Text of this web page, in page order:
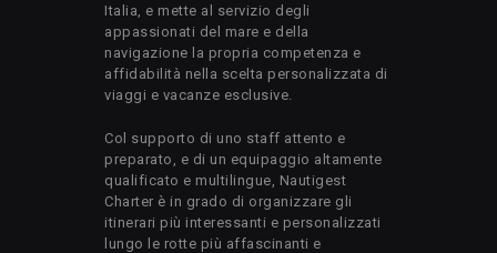
Italia, e mette al servizio degli
appassionati del mare e della
navigazione la propria competenza e
affidabilità nella scelta personalizzata di
viaggi e vacanze esclusive.
Col supporto di uno staff attento e
preparato, e di un equipaggio altamente
qualificato e multilingue, Nautigest
Charter è in grado di organizzare gli
itinerari più interessanti e personalizzati
lungo le rotte più affascinanti e